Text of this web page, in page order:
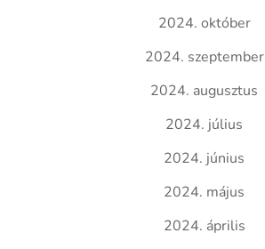
2024. október
2024. szeptember
2024. augusztus
2024. július
2024. június
2024. május
2024. április